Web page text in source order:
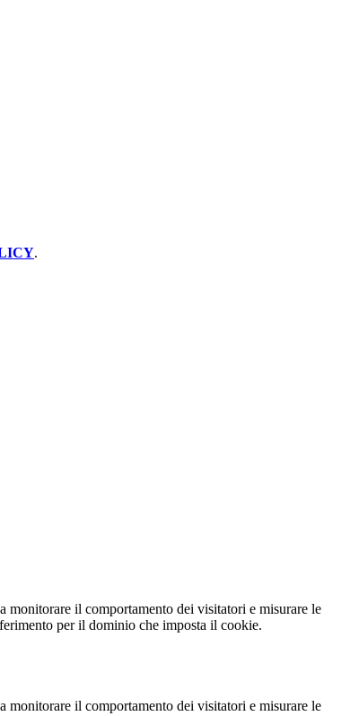
.
il comportamento dei visitatori e misurare le
per il dominio che imposta il cookie.
il comportamento dei visitatori e misurare le